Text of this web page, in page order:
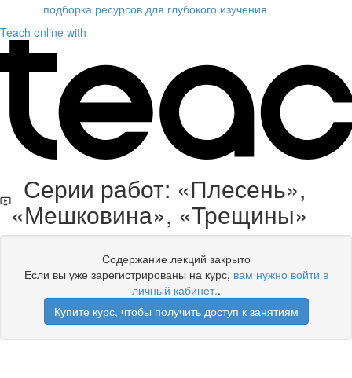
подборка ресурсов для глубокого изучения
Teach online with
Серии работ: «Плесень»,
«Мешковина», «Трещины»
Содержание лекций закрыто
Если вы уже зарегистрированы на курс, вам нужно войти в
личный кабинет..
Купите курс, чтобы получить доступ к занятиям